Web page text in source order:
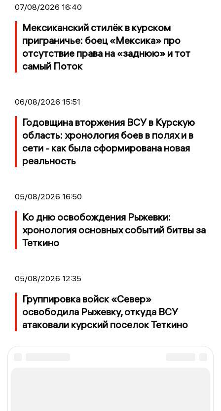
07/08/2026 16:40
Мексиканский стилёк в курском
приграничье: боец «Мексика» про
отсутствие права на «заднюю» и тот
самый Поток
06/08/2026 15:51
Годовщина вторжения ВСУ в Курскую
область: хронология боев в полях и в
сети - как была сформирована новая
реальность
05/08/2026 16:50
Ко дню освобождения Рыжевки:
хронология основных событий битвы за
Теткино
05/08/2026 12:35
Группировка войск «Север»
освободила Рыжевку, откуда ВСУ
атаковали курский поселок Теткино